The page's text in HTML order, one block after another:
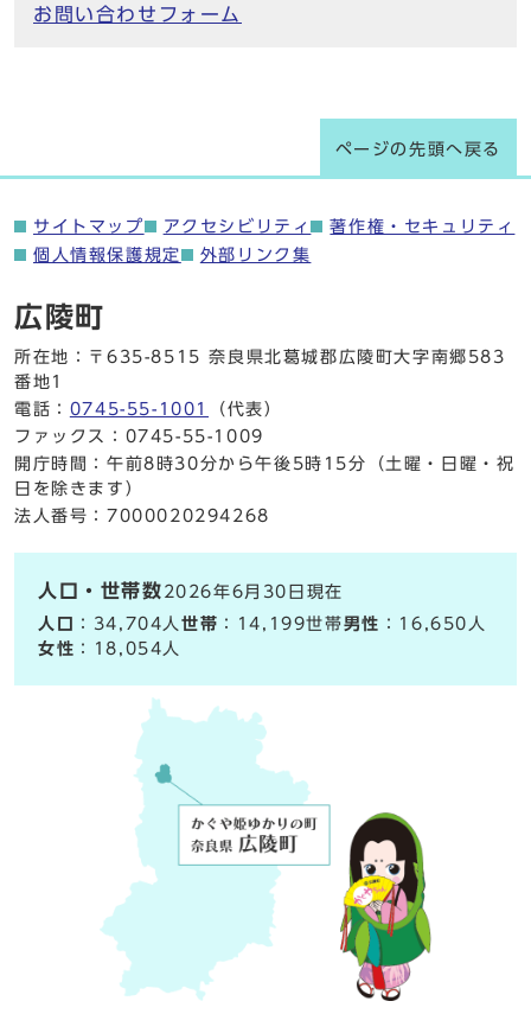
お問い合わせフォーム
ページの先頭へ戻る
サイトマップ アクセシビリティ
著作権・セキュリティ
個人情報保護規定
外部リンク集
広陵町
所在地：〒635-8515 奈良県北葛城郡広陵町大字南郷583
番地1
電話： 0745-55-1001
（代表）
ファックス：0745-55-1009
開庁時間：午前8時30分から午後5時15分（土曜・日曜・祝
日を除きます）
法人番号：7000020294268
人口・世帯数 2026年6月30日現在
人口
：34,704人世帯 ：14,199世帯男性 ：16,650人
女性 ：18,054人